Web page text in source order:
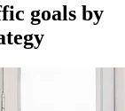
goals by